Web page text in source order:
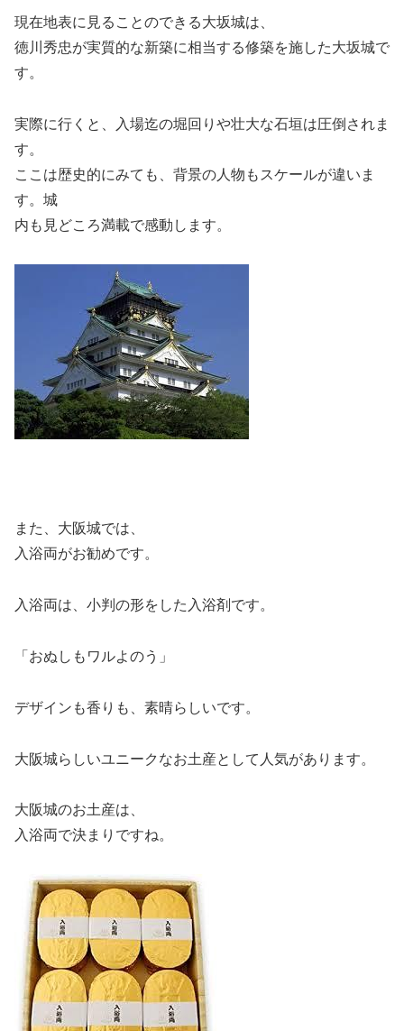
現在地表に見ることのできる大坂城は、
徳川秀忠が実質的な新築に相当する修築を施した大坂城で
す。
実際に行くと、入場迄の堀回りや壮大な石垣は圧倒されま
す。
ここは歴史的にみても、背景の人物もスケールが違いま
す。城
内も見どころ満載で感動します。
また、大阪城では、
入浴両がお勧めです。
入浴両は、小判の形をした入浴剤です。
「おぬしもワルよのう」
デザインも香りも、素晴らしいです。
大阪城らしいユニークなお土産として人気があります。
大阪城のお土産は、
入浴両で決まりですね。